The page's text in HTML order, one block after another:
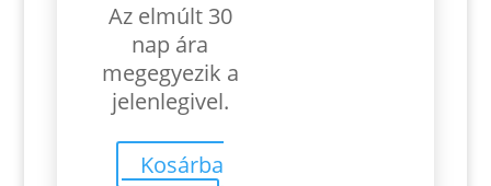
Az elmúlt 30
nap ára
megegyezik a
jelenlegivel.
Kosárba